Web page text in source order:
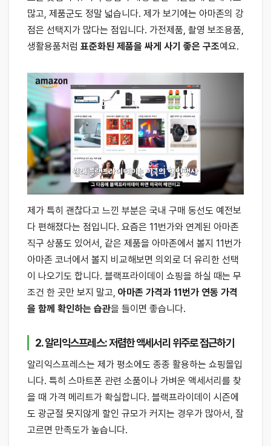
많고, 제품군도 정말 넓습니다. 제가 보기에는 아마존의 강
점은 선택지가 많다는 점입니다. 가전제품, 촬영 보조용품,
생활용품처럼 표준화된 제품을 싸게 사기 좋은 구조예요.
제가 특히 괜찮다고 느낀 부분은 국내 구매 동선도 예전보
다 편해졌다는 점입니다. 요즘은 11번가와 연계된 아마존
직구 상품도 있어서, 같은 제품을 아마존에서 볼지 11번가
아마존 코너에서 볼지 비교해보면 의외로 더 유리한 선택
이 나오기도 합니다. 블랙프라이데이 쇼핑을 하실 때는 무
조건 한 곳만 보지 말고, 아마존 가격과 11번가 연동 가격
을 함께 확인하는 습관을 들이면 좋습니다.
2. 알리익스프레스: 저렴한 액세서리 위주로 접근하기
알리익스프레스는 제가 평소에도 종종 활용하는 쇼핑몰입
니다. 특히 스마트폰 관련 소품이나 가벼운 액세서리를 찾
을 때 가격 메리트가 확실합니다. 블랙프라이데이 시즌에
도 광군절 못지않게 할인 규모가 커지는 경우가 많아서, 잘
고르면 만족도가 높습니다.